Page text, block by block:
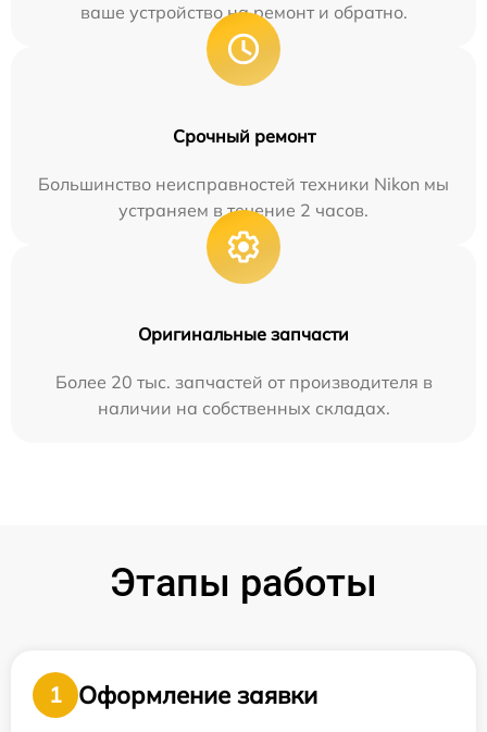
ваше устройство на ремонт и обратно.
Срочный ремонт
Большинство неисправностей техники Nikon мы
устраняем в течение 2 часов.
Оригинальные запчасти
Более 20 тыс. запчастей от производителя в
наличии на собственных складах.
Этапы работы
1
Оформление заявки